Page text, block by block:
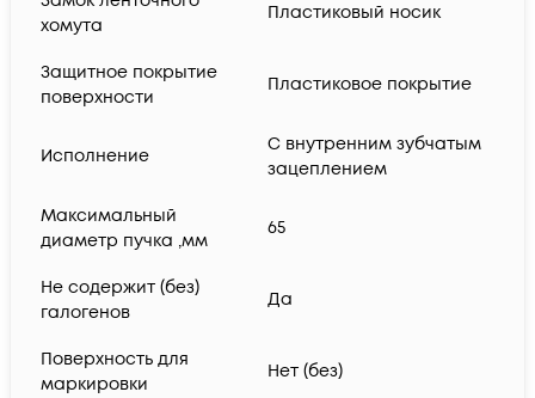
хомута
Пластиковый носик
Защитное покрытие
поверхности
Пластиковое покрытие
Исполнение
С внутренним зубчатым
зацеплением
Максимальный
диаметр пучка ,мм
65
Не содержит (без)
галогенов
Да
Поверхность для
маркировки
Нет (без)